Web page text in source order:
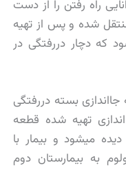
راه رفتن را از دست
شده و پس از تهیه
که دچار دررفتگی در
بسته دررفتگی
تهیه شده قطعه
میشود و بیمار با
به بیمارستان دوم